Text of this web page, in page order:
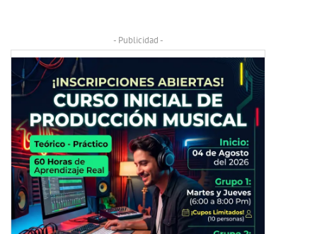
- Publicidad -